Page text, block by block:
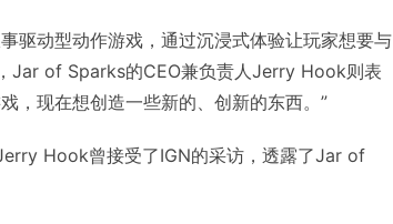
驱动型动作游戏，通过沉浸式体验让玩家想要与
Jar of Sparks的CEO兼负责人Jerry Hook则表
，现在想创造一些新的、创新的东西。”
Hook曾接受了IGN的采访，透露了Jar of